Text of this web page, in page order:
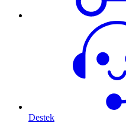
Destek